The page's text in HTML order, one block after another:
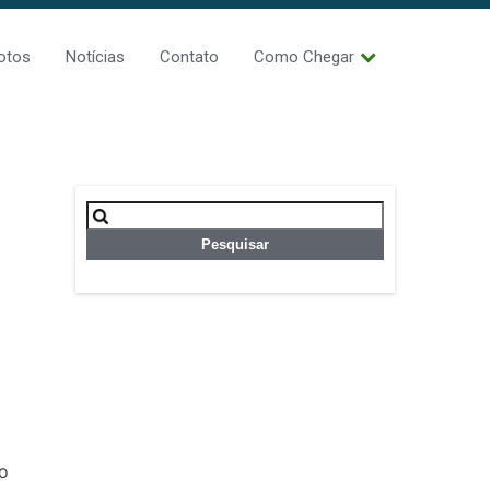
Notícias Contato Como Chegar
Pesquisar
por: